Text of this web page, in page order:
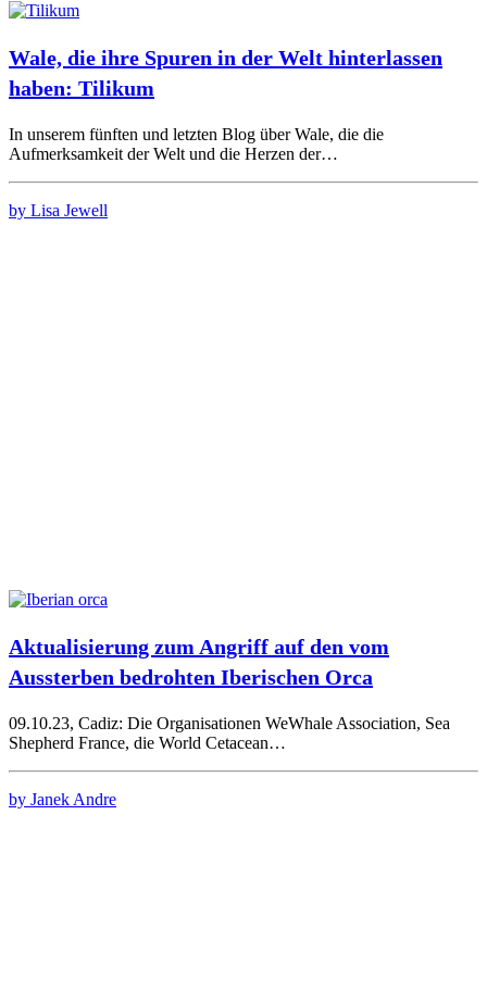
Wale, die ihre Spuren in der Welt hinterlassen
haben: Tilikum
In unserem fünften und letzten Blog über Wale, die die
Aufmerksamkeit der Welt und die Herzen der…
by Lisa Jewell
Aktualisierung zum Angriff auf den vom
Aussterben bedrohten Iberischen Orca
09.10.23, Cadiz: Die Organisationen WeWhale Association, Sea
Shepherd France, die World Cetacean…
by Janek Andre